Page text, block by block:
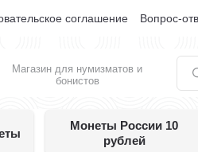
соглашение Вопрос-
Магазин для нумизматов и
бонистов
Монеты России 10
рублей